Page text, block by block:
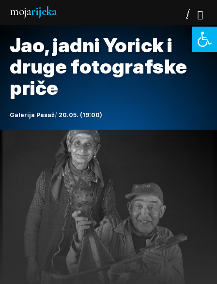
mojarijeka
Jao, jadni Yorick i
druge fotografske
priče
Galerija Pasaž 20.05. (19:00)